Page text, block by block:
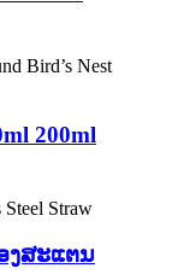
200ml
ງສະແຕນ